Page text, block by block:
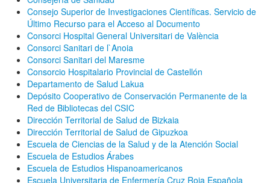
Consejo Superior de Investigaciones Científicas. Servicio de
Último Recurso para el Acceso al Documento
Consorci Hospital General Universitari de València
Consorci Sanitari de l`Anoia
Consorci Sanitari del Maresme
Consorcio Hospitalario Provincial de Castellón
Departamento de Salud Lakua
Depósito Cooperativo de Conservación Permanente de la
Red de Bibliotecas del CSIC
Dirección Territorial de Salud de Bizkaia
Dirección Territorial de Salud de Gipuzkoa
Escuela de Ciencias de la Salud y de la Atención Social
Escuela de Estudios Árabes
Escuela de Estudios Hispanoamericanos
Escuela Universitaria de Enfermería Cruz Roja Española